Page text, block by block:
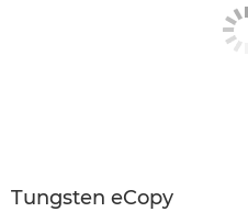
Tungsten eCopy